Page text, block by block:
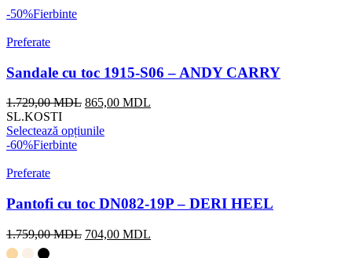
-50%Fierbinte
Preferate
Sandale cu toc 1915-S06 – ANDY CARRY
1.729,00MDL 865,00 MDL
SL.KOSTI
Selectează opțiunile
-60%Fierbinte
Preferate
Pantofi cu toc DN082-19P – DERI HEEL
1.759,00MDL 704,00 MDL